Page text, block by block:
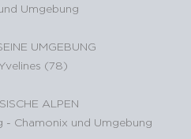
Umgebung
UMGEBUNG
(78)
ALPEN
- Chamonix und Umgebung